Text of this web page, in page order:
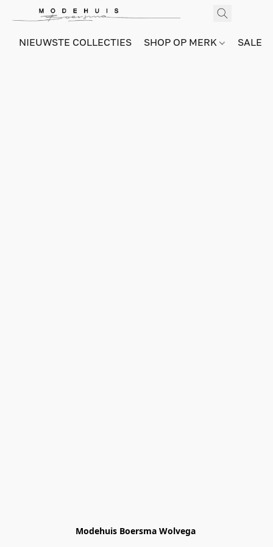
NIEUWSTE COLLECTIES SHOP OP MERK SALE
Modehuis Boersma Wolvega